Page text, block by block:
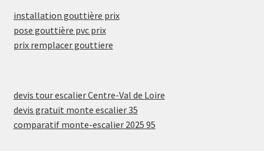
installation gouttière prix
pose gouttière pvc prix
prix remplacer gouttiere
devis tour escalier Centre-Val de Loire
devis gratuit monte escalier 35
comparatif monte-escalier 2025 95